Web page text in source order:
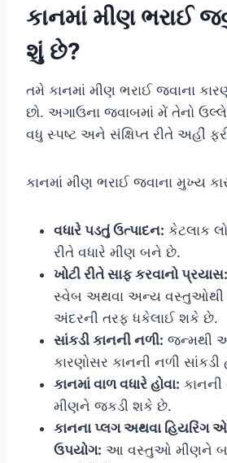
કાનમાં મીણ ભરાઈ
શું છે?
તમે કાનમાં મીણ ભરાઈ જવાના
છો. અગાઉના જવાબમાં મેં તેનો
વધુ સ્પષ્ટ અને સંક્ષિપ્ત રીતે અહીં
કાનમાં મીણ ભરાઈ જવાના મુખ્ય
વધારે પડતું ઉત્પાદન: કેટલાક
રીતે વધારે મીણ બને છે.
ખોટી રીતે સાફ કરવાનો પ્રયાસ:
સ્વેબ અથવા અન્ય વસ્તુઓથી
અંદરની તરફ ધકેલાઈ શકે છે.
સાંકડી કાનની નળી: જન્મથી
કારણોસર કાનની નળી સાંકડી
કાનમાં વાળ વધારે હોવા: કાનની
મીણને જકડી શકે છે.
કાનના પ્લગ અથવા હિયરિંગ
ઉપયોગ: આ વસ્તુઓ મીણને